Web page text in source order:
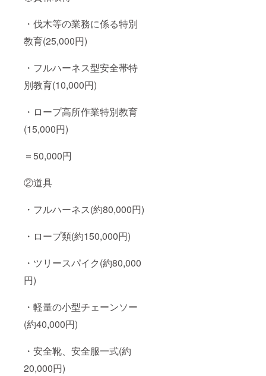
・伐木等の業務に係る特別
教育(25,000円)
・フルハーネス型安全帯特
別教育(10,000円)
・ロープ高所作業特別教育
(15,000円)
＝50,000円
②道具
・フルハーネス(約80,000円)
・ロープ類(約150,000円)
・ツリースパイク(約80,000
円)
・軽量の小型チェーンソー
(約40,000円)
・安全靴、安全服一式(約
20,000円)